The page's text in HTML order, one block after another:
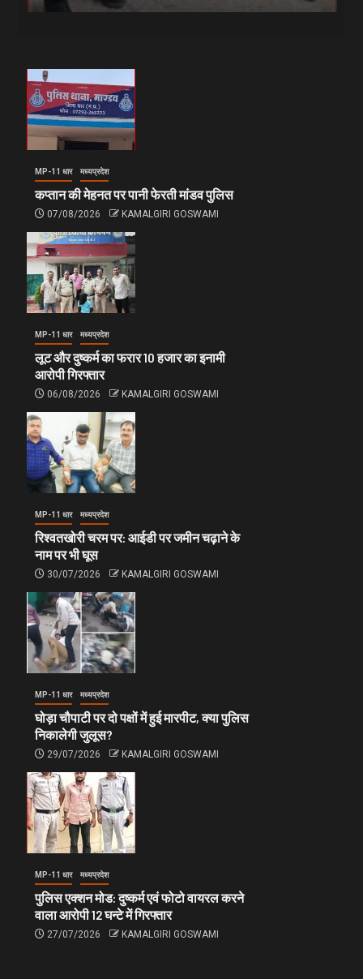
MP-11 धार मध्यप्रदेश
कप्तान की मेहनत पर पानी फेरती मांडव पुलिस
07/08/2026 KAMALGIRI GOSWAMI
MP-11 धार मध्यप्रदेश
लूट और दुष्कर्म का फरार 10 हजार का इनामी
आरोपी गिरफ्तार
06/08/2026 KAMALGIRI GOSWAMI
MP-11 धार मध्यप्रदेश
रिश्वतखोरी चरम पर: आईडी पर जमीन चढ़ाने के
नाम पर भी घूस
30/07/2026 KAMALGIRI GOSWAMI
MP-11 धार मध्यप्रदेश
घोड़ा चौपाटी पर दो पक्षों में हुई मारपीट, क्या पुलिस
निकालेगी जुलूस?
29/07/2026 KAMALGIRI GOSWAMI
MP-11 धार मध्यप्रदेश
पुलिस एक्शन मोड: दुष्कर्म एवं फोटो वायरल करने
वाला आरोपी 12 घन्टे में गिरफ्तार
27/07/2026 KAMALGIRI GOSWAMI